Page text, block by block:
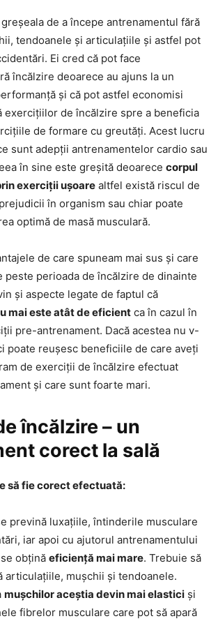
de a începe antrenamentul fără
tendoanele și articulațiile și astfel pot
Ei cred că pot face
încălzire deoarece au ajuns la un
și că pot astfel economisi
exercițiilor de încălzire spre a beneficia
de formare cu greutăți. Acest lucru
sunt adepții antrenamentelor cardio sau
în sine este greșită deoarece corpul
exerciții ușoare altfel există riscul de
în organism sau chiar poate
optimă de masă musculară.
de care spuneam mai sus și care
peste perioada de încălzire de dinainte
și aspecte legate de faptul că
mai este atât de eficient ca în cazul în
pre-antrenament. Dacă acestea nu v-
poate reușesc beneficiile de care aveți
de exerciții de încălzire efectuat
și care sunt foarte mari.
încălzire – un
corect la sală
să fie corect efectuată:
prevină luxațiile, întinderile musculare
iar apoi cu ajutorul antrenamentului
obțină eficiență mai mare. Trebuie să
articulațiile, mușchii și tendoanele.
mușchilor aceștia devin mai elastici și
fibrelor musculare care pot să apară